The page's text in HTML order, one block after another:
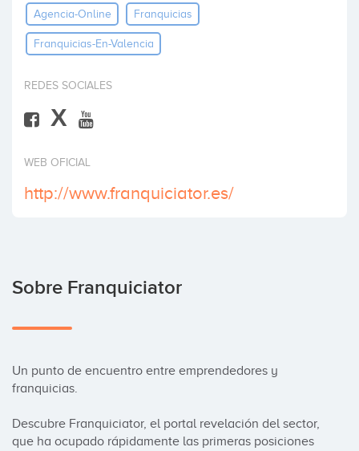
Invertir
Agencia-Online Franquicias
Franquicias-En-Valencia
REDES SOCIALES
X
WEB OFICIAL
http://www.franquiciator.es/
Sobre Franquiciator
Un punto de encuentro entre emprendedores y
franquicias.
Descubre Franquiciator, el portal revelación del sector,
que ha ocupado rápidamente las primeras posiciones